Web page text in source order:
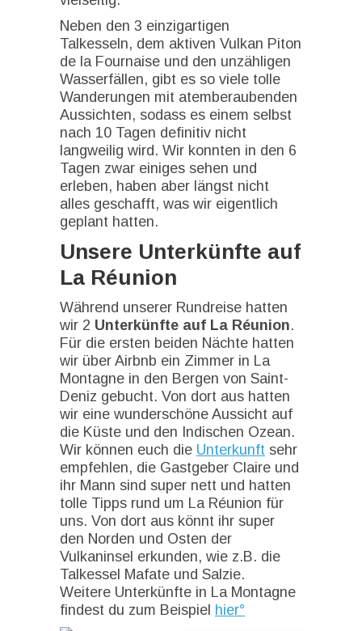
Neben den 3 einzigartigen
Talkesseln, dem aktiven Vulkan Piton
de la Fournaise und den unzähligen
Wasserfällen, gibt es so viele tolle
Wanderungen mit atemberaubenden
Aussichten, sodass es einem selbst
nach 10 Tagen definitiv nicht
langweilig wird. Wir konnten in den 6
Tagen zwar einiges sehen und
erleben, haben aber längst nicht
alles geschafft, was wir eigentlich
geplant hatten.
Unsere Unterkünfte auf
La Réunion
Während unserer Rundreise hatten
wir 2 Unterkünfte auf La Réunion.
Für die ersten beiden Nächte hatten
wir über Airbnb ein Zimmer in La
Montagne in den Bergen von Saint-
Deniz gebucht. Von dort aus hatten
wir eine wunderschöne Aussicht auf
die Küste und den Indischen Ozean.
Wir können euch die Unterkunft sehr
empfehlen, die Gastgeber Claire und
ihr Mann sind super nett und hatten
tolle Tipps rund um La Réunion für
uns. Von dort aus könnt ihr super
den Norden und Osten der
Vulkaninsel erkunden, wie z.B. die
Talkessel Mafate und Salzie.
Weitere Unterkünfte in La Montagne
findest du zum Beispiel hier°